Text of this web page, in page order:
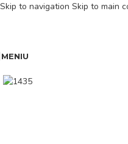
Skip to navigation Skip to main
MENIU